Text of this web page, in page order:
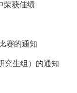
荣获佳绩
赛的通知
究生组）的通知